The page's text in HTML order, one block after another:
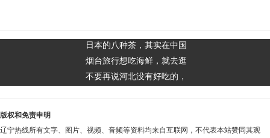
日本的八种茶，其实在中国
烟台旅行想吃海鲜，就去逛
不要再说河北没有好吃的，
版权和免责申明
辽宁热线所有文字、图片、视频、音频等资料均来自互联网，不代表本站赞同其观